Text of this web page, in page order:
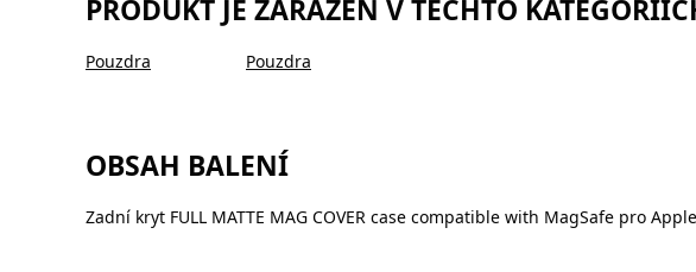
PRODUKT JE ZAŘAZEN V TĚCHTO
Pouzdra Pouzdra
OBSAH BALENÍ
Zadní kryt FULL MATTE MAG COVER case compatible with MagSafe pro